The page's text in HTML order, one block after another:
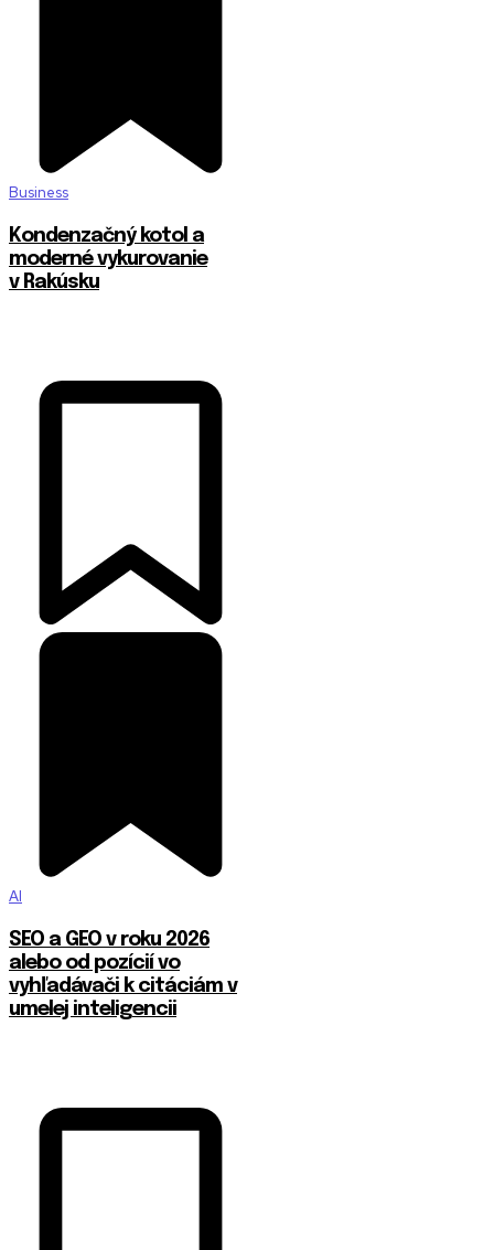
Business
Kondenzačný kotol a
moderné vykurovanie
v Rakúsku
AI
SEO a GEO v roku 2026
alebo od pozícií vo
vyhľadávači k citáciám v
umelej inteligencii